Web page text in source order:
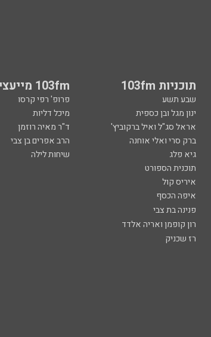
תוכניות 103fm 103fm מייעצים
שבע תשע פרופ' רפי קרסו
ינון מגל ובן כספית
מיכל דליות
אראל סג"ל ואיל ברקוביץ'
ד"ר מאיה רוזמן
ברק סרי ואלי אוחנה
הרב אפרים בן צבי
גיא פלג
שיחות לילה
תוכנית הספורט
איריס קול
איפה הכסף
פנינה בת צבי
רון קופמן ואריה אלדד
רז שכניק